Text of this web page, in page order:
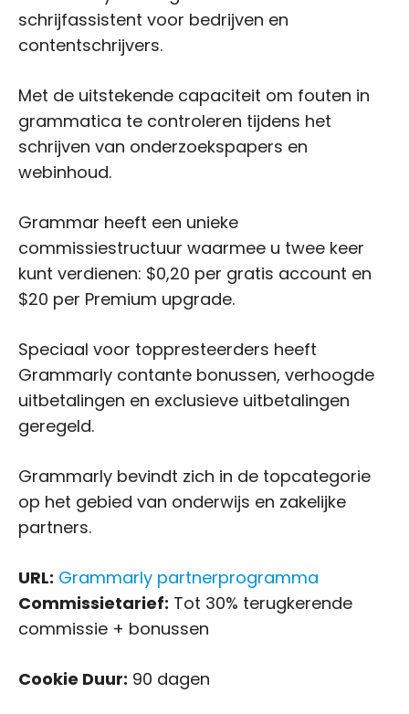
schrijfassistent voor bedrijven en
contentschrijvers.
Met de uitstekende capaciteit om fouten in
grammatica te controleren tijdens het
schrijven van onderzoekspapers en
webinhoud.
Grammar heeft een unieke
commissiestructuur waarmee u twee keer
kunt verdienen: $0,20 per gratis account en
$20 per Premium upgrade.
Speciaal voor toppresteerders heeft
Grammarly contante bonussen, verhoogde
uitbetalingen en exclusieve uitbetalingen
geregeld.
Grammarly bevindt zich in de topcategorie
op het gebied van onderwijs en zakelijke
partners.
URL: Grammarly partnerprogramma
Commissietarief: Tot 30% terugkerende
commissie + bonussen
Cookie Duur: 90 dagen